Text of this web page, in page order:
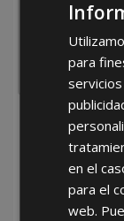
He
para
en el
para el
web.